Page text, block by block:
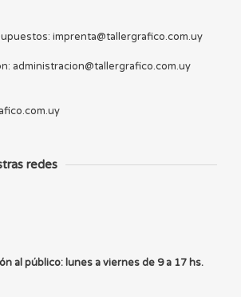
imprenta@tallergrafico.com​.uy
administracion@tallergrafico.com.uy
redes
al público: lunes a viernes de 9 a 17 hs.